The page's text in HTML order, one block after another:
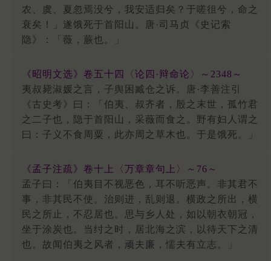
农、虞、夏忽焉没兮，我安适归矣？于嗟徂兮，命之
衰矣！」遂饿死于首阳山。唐·司马贞《史记索
隐》：「薇，蕨也。」
《昭明文选》卷五十四〈论四·辩命论〉～2348～
夷叔毙淑媛之言，子舆困臧仓之诉。唐·李善注引
《古史考》曰：「伯夷、叔齐者，殷之末世，孤竹君
之二子也，隐于首阳山，采薇而食之。野有妇人谓之
曰：子义不食周粟，此亦周之草木也。于是饿死。」
《孟子注疏》卷十上〈万章章句上〉～76～
孟子曰：「伯夷目不视恶色，耳不听恶声。非其君不
事，非其民不使。治则进，乱则退。横政之所出，横
民之所止，不忍居也。思与乡人处，如以朝衣朝冠，
坐于涂炭也。当纣之时，居北海之滨，以待天下之清
也。故闻伯夷之风者，顽夫廉，懦夫有立志。」